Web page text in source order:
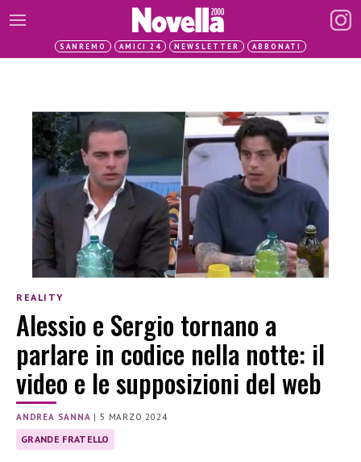
SANREMO AMICI 24 NEWSLETTER ABBONATI
REALITY
Alessio e Sergio tornano a
parlare in codice nella notte: il
video e le supposizioni del web
ANDREA SANNA |5 MARZO 2024
GRANDE FRATELLO